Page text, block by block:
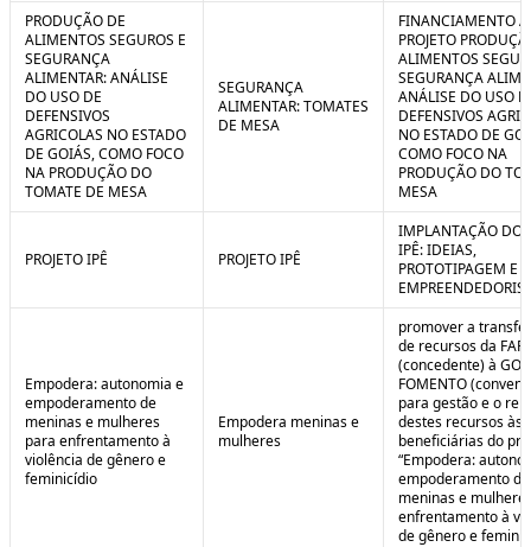
PRODUÇÃO DE
ALIMENTOS SEGUROS E
SEGURANÇA
ALIMENTAR: ANÁLISE
DO USO DE
DEFENSIVOS
AGRICOLAS NO ESTADO
DE GOIÁS, COMO FOCO
NA PRODUÇÃO DO
TOMATE DE MESA
SEGURANÇA
ALIMENTAR: TOMATES
DE MESA
FINANCIAMENTO
PROJETO
ALIMENTOS
SEGURANÇA
ANÁLISE DO USO
DEFENSIVOS
NO ESTADO DE
COMO FOCO NA
PRODUÇÃO DO
MESA
PROJETO IPÊ PROJETO IPÊ
IMPLANTAÇÃO DO
IPÊ: IDEIAS,
PROTOTIPAGEM E
Empodera: autonomia e
empoderamento de
meninas e mulheres
para enfrentamento à
violência de gênero e
feminicídio
Empodera meninas e
mulheres
promover a
de recursos da
(concedente) à
FOMENTO
para gestão e o
destes recursos às
beneficiárias do
“Empodera:
empoderamento de
meninas e
enfrentamento à
de gênero e